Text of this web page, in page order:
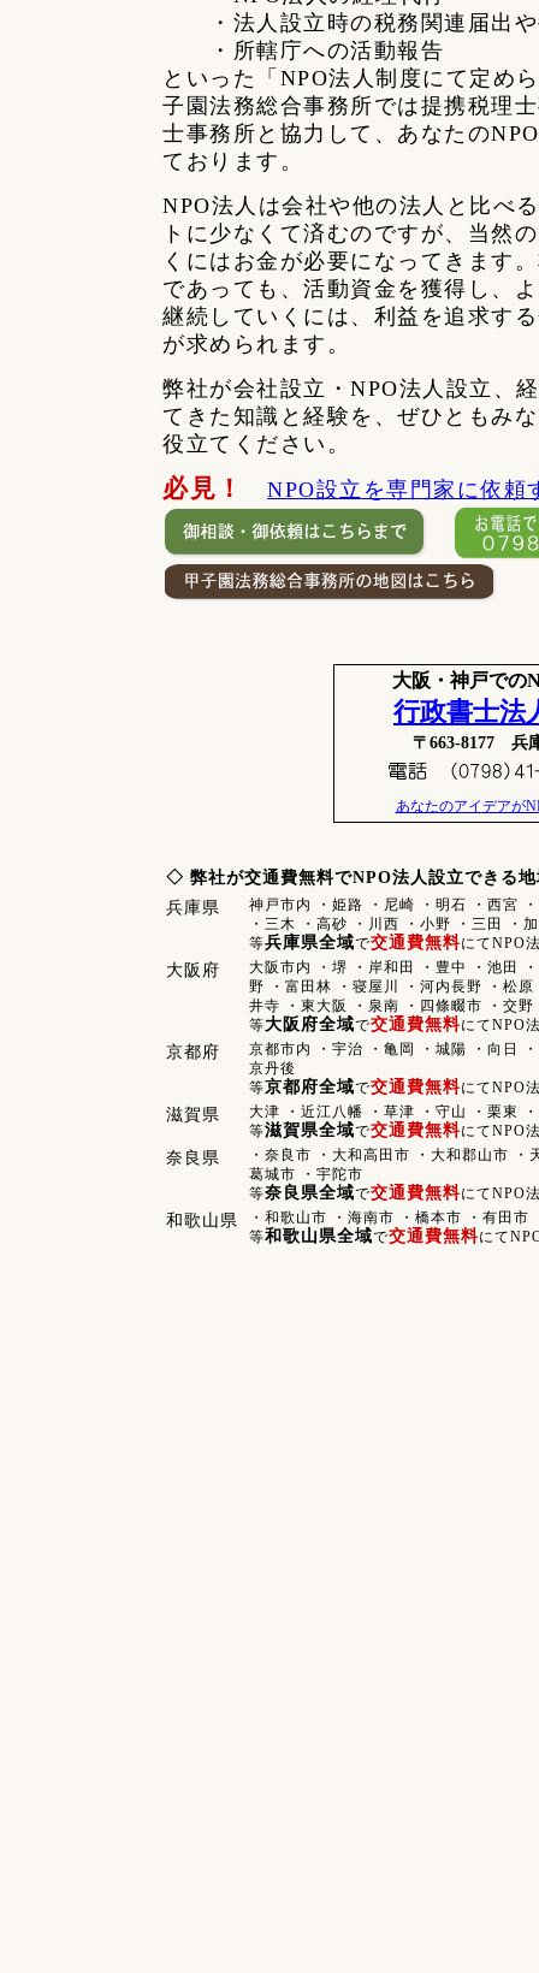
・法人設立時の税務関連届出や
・所轄庁への活動報告
といった「NPO法人制度にて定め
子園法務総合事務所では提携税理
士事務所と協力して、あなたの
ております。
NPO法人は会社や他の法人と比べ
トに少なくて済むのですが、当然
くにはお金が必要になってきます
であっても、活動資金を獲得し、
継続していくには、利益を追求す
が求められます。
弊社が会社設立・NPO法人設立、
てきた知識と経験を、ぜひともみ
役立てください。
必見！ NPO設立を専門家に依頼
大阪・神戸での
行政書士法
〒663-8177 兵
あなたのアイデアが
◇ 弊社が交通費無料でNPO法人設立できる
兵庫県
神戸市内 ・姫路 ・尼崎 ・明石 ・西宮
・三木 ・高砂 ・川西 ・小野 ・三田 ・
等兵庫県全域で交通費無料にてNPO
大阪府
大阪市内 ・堺 ・岸和田 ・豊中 ・池田
野 ・富田林 ・寝屋川 ・河内長野 ・松
井寺 ・東大阪 ・泉南 ・四條畷市 ・交
等大阪府全域で交通費無料にてNPO
京都府
京都市内 ・宇治 ・亀岡 ・城陽 ・向日
京丹後
等京都府全域で交通費無料にてNPO
滋賀県
大津 ・近江八幡 ・草津 ・守山 ・栗東
等滋賀県全域で交通費無料にてNPO
奈良県
・奈良市 ・大和高田市 ・大和郡山市
葛城市 ・宇陀市
等奈良県全域で交通費無料にてNPO
和歌山県
・和歌山市 ・海南市 ・橋本市 ・有田
等和歌山県全域で交通費無料にて